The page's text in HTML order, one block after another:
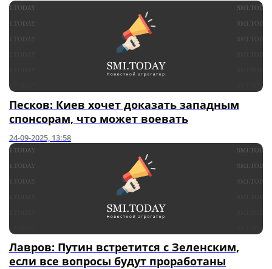
Песков: Киев хочет доказать западным
спонсорам, что может воевать
24-09-2025, 13:58
Лавров: Путин встретится с Зеленским,
если все вопросы будут проработаны